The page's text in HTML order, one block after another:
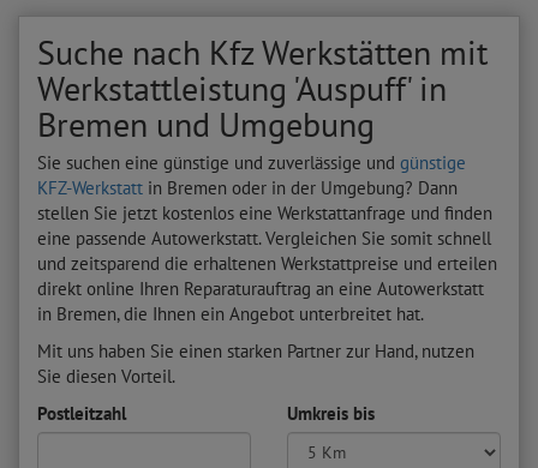
Suche nach Kfz Werkstätten mit
Werkstattleistung 'Auspuff' in
Bremen und Umgebung
Sie suchen eine günstige und zuverlässige und günstige
KFZ-Werkstatt in Bremen oder in der Umgebung? Dann
stellen Sie jetzt kostenlos eine Werkstattanfrage und finden
eine passende Autowerkstatt. Vergleichen Sie somit schnell
und zeitsparend die erhaltenen Werkstattpreise und erteilen
direkt online Ihren Reparaturauftrag an eine Autowerkstatt
in Bremen, die Ihnen ein Angebot unterbreitet hat.
Mit uns haben Sie einen starken Partner zur Hand, nutzen
Sie diesen Vorteil.
Postleitzahl
Umkreis bis